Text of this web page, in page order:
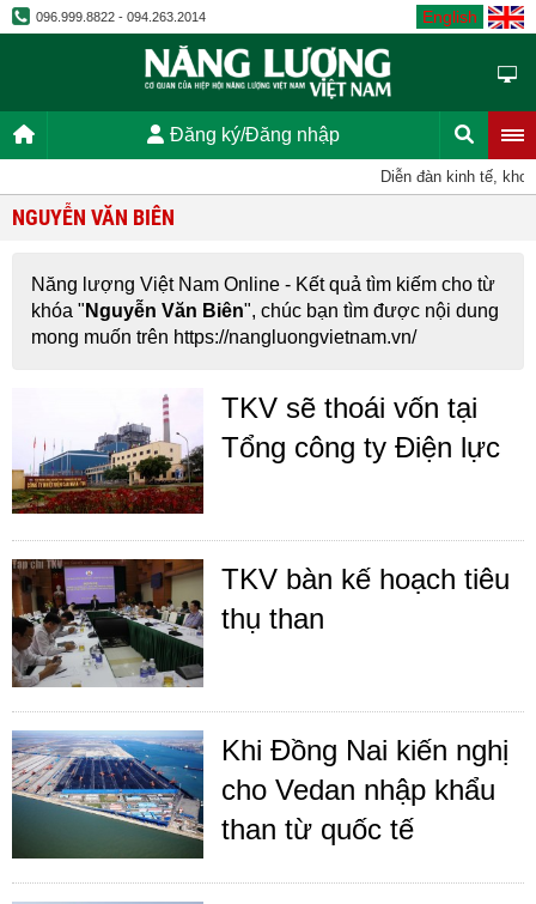
096.999.8822 - 094.263.2014 English
Đăng ký/Đăng nhập
Diễn đàn kinh tế,
NGUYỄN VĂN BIÊN
Năng lượng Việt Nam Online - Kết quả tìm kiếm cho từ
khóa " Nguyễn Văn Biên", chúc bạn tìm được nội dung
mong muốn trên https://nangluongvietnam.vn/
TKV sẽ thoái vốn tại
Tổng công ty Điện lực
TKV bàn kế hoạch tiêu
thụ than
Khi Đồng Nai kiến nghị
cho Vedan nhập khẩu
than từ quốc tế